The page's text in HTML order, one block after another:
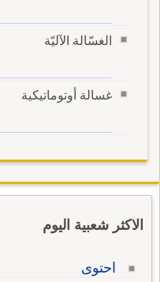
الغسّالة الآليّة
غسالة أوتوماتيكية
الاكثر شعبية اليوم
احتوى